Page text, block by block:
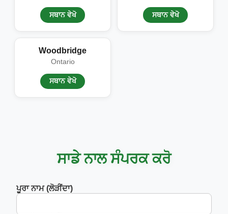
ਸਥਾਨ ਵੇਖੋ ਸਥਾਨ ਵੇਖੋ
Woodbridge
Ontario
ਸਥਾਨ ਵੇਖੋ
ਸਾਡੇ ਨਾਲ ਸੰਪਰਕ ਕਰੋ
ਪੂਰਾ ਨਾਮ (ਲੋੜੀਂਦਾ)